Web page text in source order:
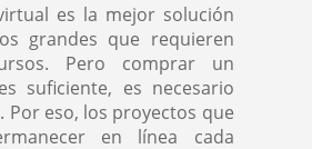
es la mejor solución
grandes que requieren
Pero comprar un
suficiente, es necesario
Por eso, los proyectos que
en línea cada